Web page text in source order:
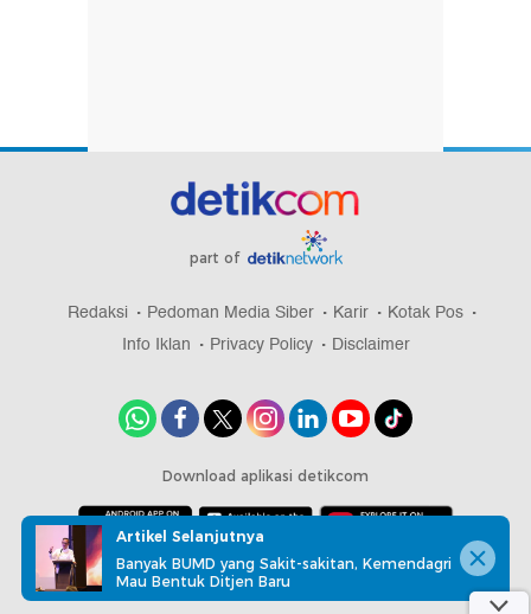
part of
Redaksi Pedoman Media Siber Karir
Kotak Pos
Info Iklan
Privacy Policy Disclaimer
Download aplikasi detikcom
Copyright @ 2026 detikcom, All right reserved
Artikel Selanjutnya
Banyak BUMD yang Sakit-sakitan, Kemendagri
Mau Bentuk Ditjen Baru